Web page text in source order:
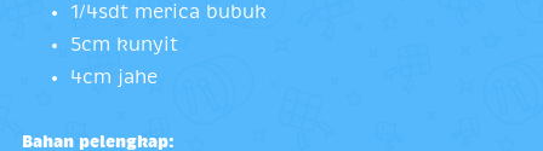
1/4sdt merica bubuk
5cm kunyit
4cm jahe
Bahan pelengkap: